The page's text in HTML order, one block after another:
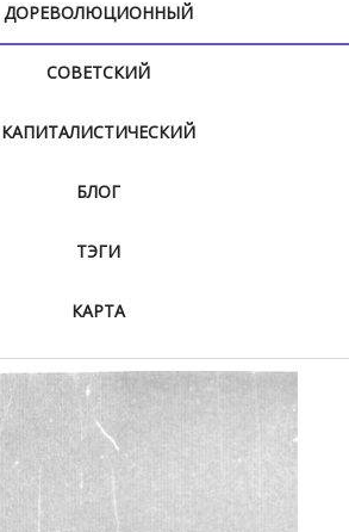
ДОРЕВОЛЮЦИОННЫЙ
СОВЕТСКИЙ
КАПИТАЛИСТИЧЕСКИЙ
БЛОГ
ТЭГИ
КАРТА